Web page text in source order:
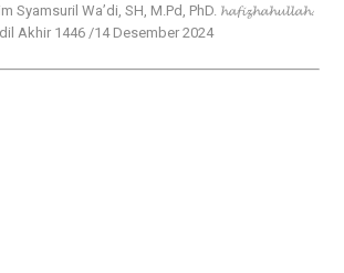
Syamsuril Wa’di, SH, M.Pd, PhD. 𝓱𝓪𝓯𝓲𝔃𝓱𝓪𝓱𝓾𝓵𝓵𝓪𝓱.
Akhir 1446 /14 Desember 2024